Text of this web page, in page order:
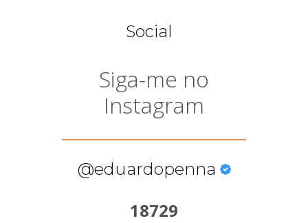
Social
Siga-me no
Instagram
@eduardopenna
18729